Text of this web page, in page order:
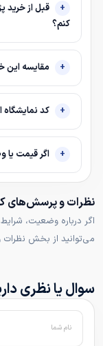
کنم؟
مقایسه این
کد نمایشگاه
اگر قیمت
نظرات و پرسش‌های کاربران
اگر درباره وضعیت،
می‌توانید از بخش نظرات
سوال یا نظری
نام شما